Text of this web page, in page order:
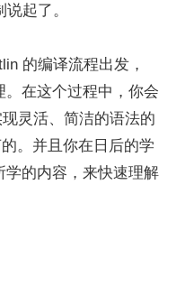
起了。
的编译流程出发，
在这个过程中，你会
灵活、简洁的语法的
。并且你在日后的学
学的内容，来快速理解